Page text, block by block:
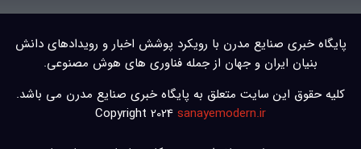
پایگاه خبری صنایع مدرن با رویکرد پوشش اخبار و رویدادهای دانش
بنیان ایران و جهان از جمله فناوری های هوش مصنوعی.
کلیه حقوق این سایت متعلق به پایگاه خبری صنایع مدرن می باشد.
Copyright 2024 sanayemodern.ir